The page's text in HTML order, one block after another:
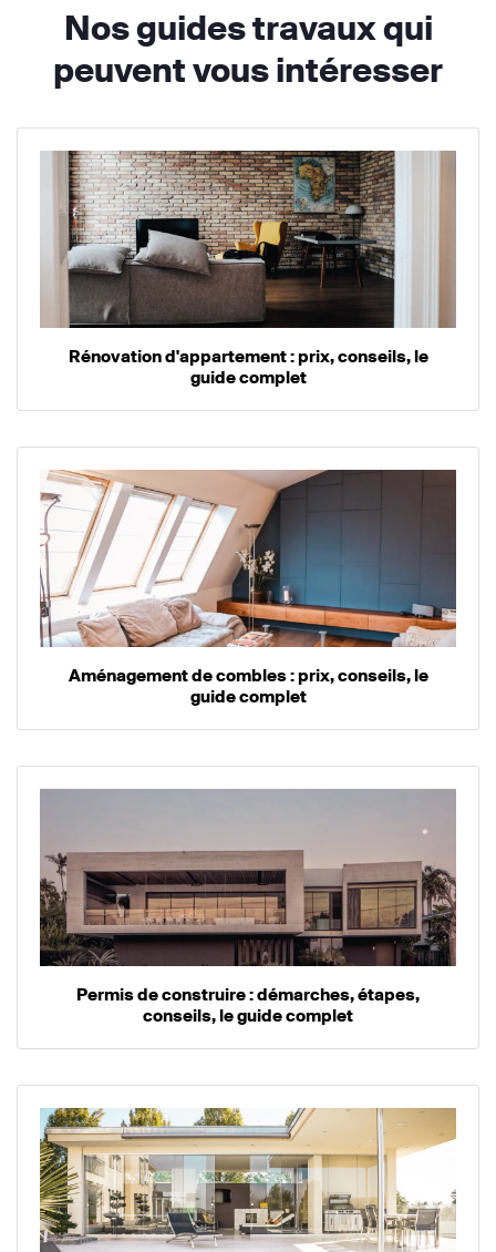
Nos guides travaux qui
peuvent vous intéresser
Rénovation d'appartement : prix, conseils, le
guide complet
Aménagement de combles : prix, conseils, le
guide complet
Permis de construire : démarches, étapes,
conseils, le guide complet